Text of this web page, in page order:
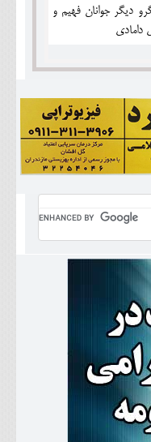
دیگر جوانان فهیم و
دامادی